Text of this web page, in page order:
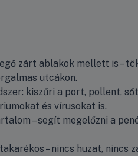
zárt ablakok mellett is –
utcákon.
kiszűri a port, pollent,
és vírusokat is.
– segít megelőzni a
– nincs huzat, nincs